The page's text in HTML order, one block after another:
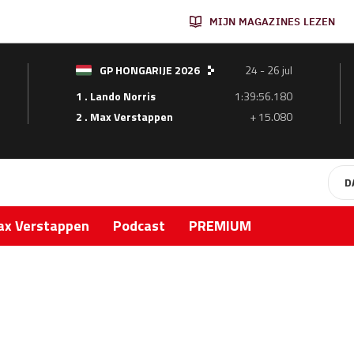
MIJN MAGAZINES LEZEN
GP HONGARIJE 2026
24 - 26 jul
1 . Lando Norris
1:39:56.180
2 . Max Verstappen
+ 15.080
Verstappen Podcast PREMIUM